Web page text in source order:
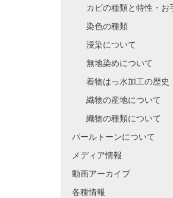
カビの種類と特性・お
染色の種類
浸染について
無地染めについて
着物はっ水加工の歴史
織物の産地について
織物の種類について
パールトーンについて
メディア情報
動画アーカイブ
各種情報